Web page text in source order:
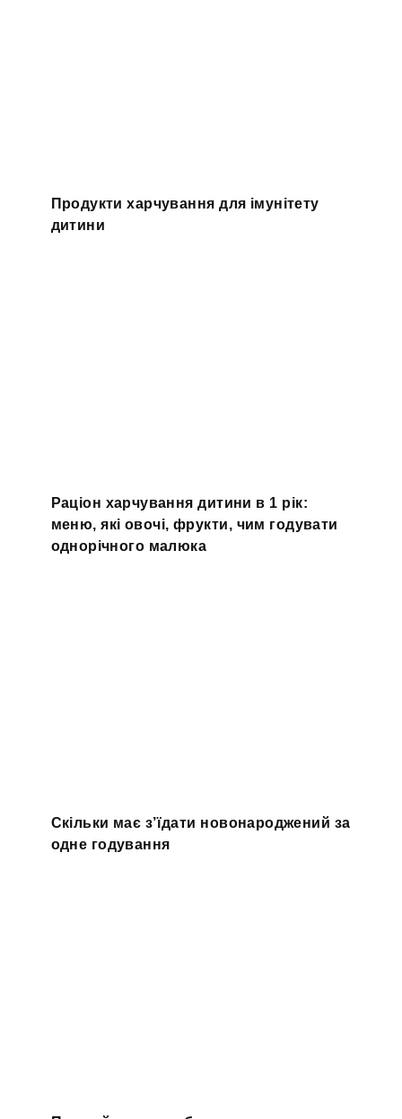
Продукти харчування для імунітету
дитини
Раціон харчування дитини в 1 рік:
меню, які овочі, фрукти, чим годувати
однорічного малюка
Скільки має з’їдати новонароджений за
одне годування